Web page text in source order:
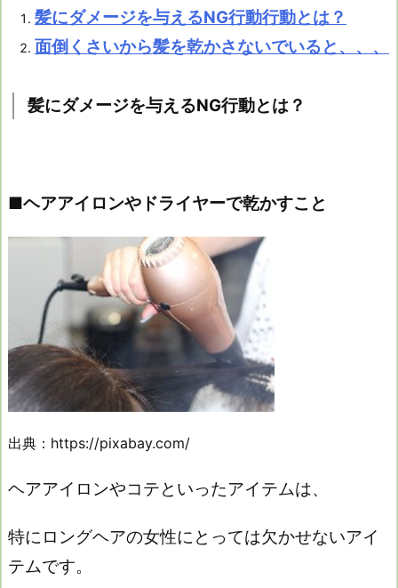
髪にダメージを与えるNG行動行動とは？
面倒くさいから髪を乾かさないでいると、、、
髪にダメージを与えるNG行動とは？
■ヘアアイロンやドライヤーで乾かすこと
出典：https://pixabay.com/
ヘアアイロンやコテといったアイテムは、
特にロングヘアの女性にとっては欠かせないアイ
テムです。